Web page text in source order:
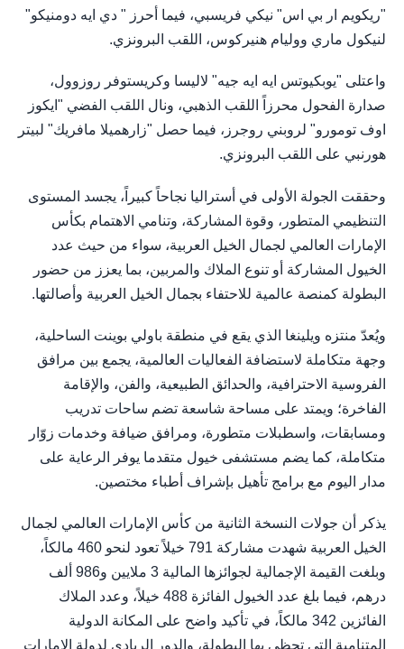
"ريكويم ار بي اس" نيكي فريسبي، فيما أحرز " دي ايه دومنيكو"
لنيكول ماري ووليام هنيركوس، اللقب البرونزي.
واعتلى "يوبكيوتس ايه ايه جيه" لاليسا وكريستوفر روزوول،
صدارة الفحول محرزاً اللقب الذهبي، ونال اللقب الفضي "ايكوز
اوف تومورو" لروبني روجرز، فيما حصل "زارهميلا مافريك" لبيتر
هورنبي على اللقب البرونزي.
وحققت الجولة الأولى في أستراليا نجاحاً كبيراً، يجسد المستوى
التنظيمي المتطور، وقوة المشاركة، وتنامي الاهتمام بكأس
الإمارات العالمي لجمال الخيل العربية، سواء من حيث عدد
الخيول المشاركة أو تنوع الملاك والمربين، بما يعزز من حضور
البطولة كمنصة عالمية للاحتفاء بجمال الخيل العربية وأصالتها.
ويُعدّ منتزه ويلينغا الذي يقع في منطقة باولي بوينت الساحلية،
وجهة متكاملة لاستضافة الفعاليات العالمية، يجمع بين مرافق
الفروسية الاحترافية، والحدائق الطبيعية، والفن، والإقامة
الفاخرة؛ ويمتد على مساحة شاسعة تضم ساحات تدريب
ومسابقات، واسطبلات متطورة، ومرافق ضيافة وخدمات زوّار
متكاملة، كما يضم مستشفى خيول متقدما يوفر الرعاية على
مدار اليوم مع برامج تأهيل بإشراف أطباء مختصين.
يذكر أن جولات النسخة الثانية من كأس الإمارات العالمي لجمال
الخيل العربية شهدت مشاركة 791 خيلاً تعود لنحو 460 مالكاً،
وبلغت القيمة الإجمالية لجوائزها المالية 3 ملايين و986 ألف
درهم، فيما بلغ عدد الخيول الفائزة 488 خيلاً، وعدد الملاك
الفائزين 342 مالكاً، في تأكيد واضح على المكانة الدولية
المتنامية التي تحظى بها البطولة، والدور الريادي لدولة الإمارات